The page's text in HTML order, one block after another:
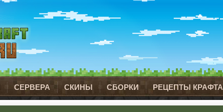
СЕРВЕРА СКИНЫ СБОРКИ РЕЦЕПТЫ КРАФТА